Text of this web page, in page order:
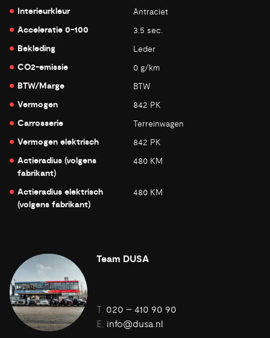
Interieurkleur Antraciet
Acceleratie 0-100 3.5 sec.
Bekleding Leder
CO2-emissie 0 g/km
BTW/Marge BTW
Vermogen 842 PK
Carrosserie Terreinwagen
Vermogen elektrisch 842 PK
Actieradius (volgens
fabrikant)
480 KM
Actieradius elektrisch
(volgens fabrikant)
480 KM
Team DUSA
T. 020 – 410 90 90
E. info@dusa.nl